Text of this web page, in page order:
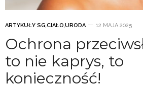
ARTYKUŁY SG,CIAŁO,URODA 12 MAJA 2025
Ochrona
to nie kaprys, to
konieczność!